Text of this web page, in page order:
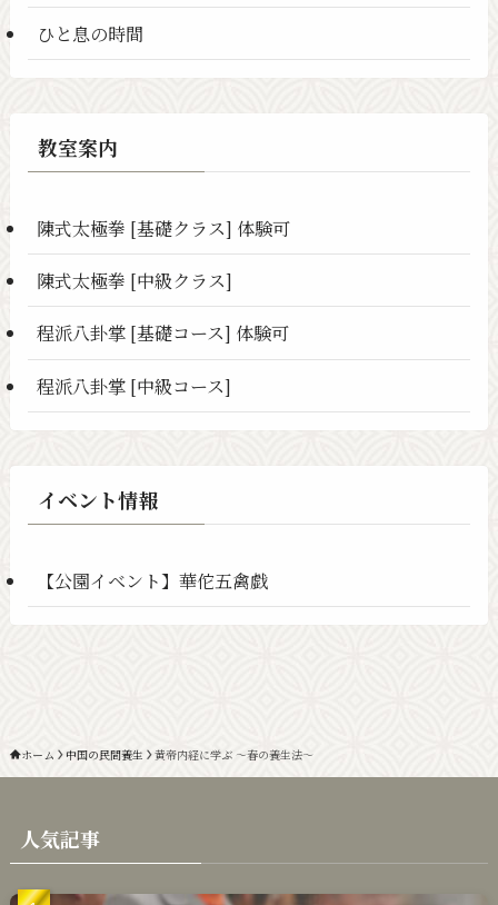
ひと息の時間
教室案内
陳式太極拳 [基礎クラス] 体験可
陳式太極拳 [中級クラス]
程派八卦掌 [基礎コース] 体験可
程派八卦掌 [中級コース]
イベント情報
【公園イベント】華佗五禽戯
ホーム 中国の民間養生 黄帝内経に学ぶ 〜春の養生法〜
人気記事